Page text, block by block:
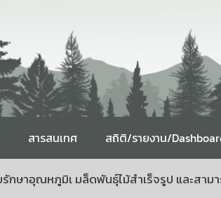
สารสนเทศ สถิติ/รายงาน/
กษาอุณหภูมิเ มล็ดพันธุ์ไม้สำเร็จรูป และส